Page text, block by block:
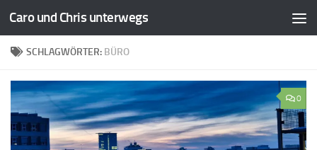
Zum Inhalt springen
Caro und Chris unterwegs
SCHLAGWÖRTER: BÜRO
0